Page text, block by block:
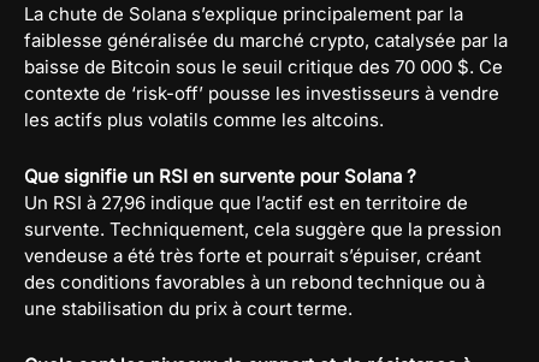
La chute de Solana s’explique principalement par la
faiblesse généralisée du marché crypto, catalysée par la
baisse de Bitcoin sous le seuil critique des 70 000 $. Ce
contexte de ‘risk-off’ pousse les investisseurs à vendre
les actifs plus volatils comme les altcoins.
Que signifie un RSI en survente pour Solana ?
Un RSI à 27,96 indique que l’actif est en territoire de
survente. Techniquement, cela suggère que la pression
vendeuse a été très forte et pourrait s’épuiser, créant
des conditions favorables à un rebond technique ou à
une stabilisation du prix à court terme.